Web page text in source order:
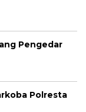
Pengedar
Polresta